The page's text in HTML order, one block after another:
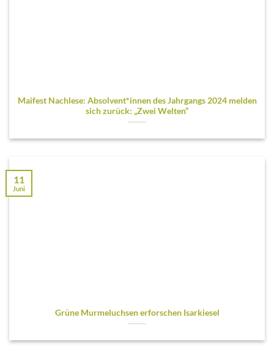
Maifest Nachlese: Absolvent*innen des Jahrgangs 2024 melden
sich zurück: „Zwei Welten“
Grüne Murmeluchsen erforschen Isarkiesel
11
Juni